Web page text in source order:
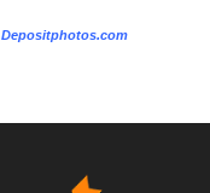
Depositphotos.com